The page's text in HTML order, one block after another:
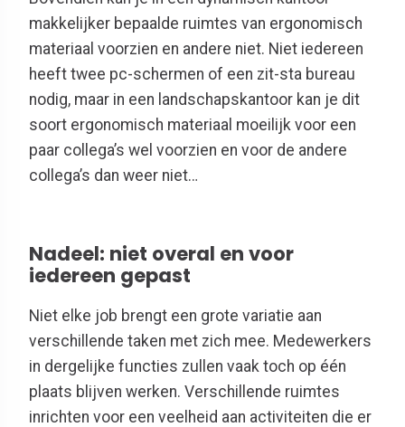
makkelijker bepaalde ruimtes van ergonomisch
materiaal voorzien en andere niet. Niet iedereen
heeft twee pc-schermen of een zit-sta bureau
nodig, maar in een landschapskantoor kan je dit
soort ergonomisch materiaal moeilijk voor een
paar collega’s wel voorzien en voor de andere
collega’s dan weer niet…
Nadeel: niet overal en voor
iedereen gepast
Niet elke job brengt een grote variatie aan
verschillende taken met zich mee. Medewerkers
in dergelijke functies zullen vaak toch op één
plaats blijven werken. Verschillende ruimtes
inrichten voor een veelheid aan activiteiten die er